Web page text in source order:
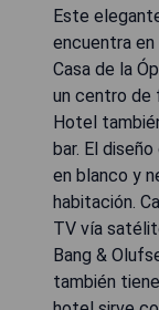
Este
encuentra
Casa de la
un centro de
Hotel
bar. El
en blanco y
habitación.
TV vía
Bang &
también